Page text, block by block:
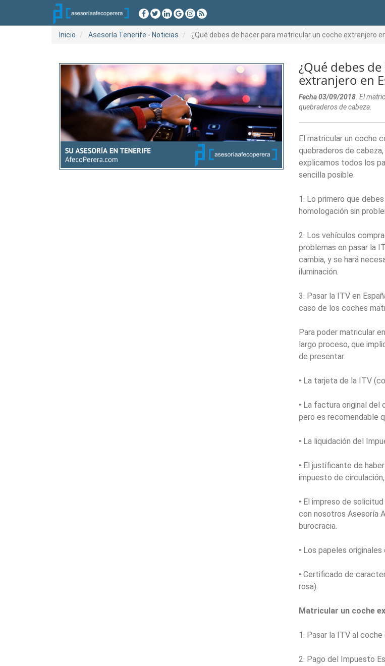
Inicio Asesoría Tenerife - Noticias ¿Qué debes de hacer para matricular un coche extranjero
¿Qué debes
extranjero en
Fecha 03/09/2018 . El
quebraderos de cabeza.
El matricular un coche
quebraderos de
explicamos todos los
sencilla posible.
1. Lo primero que
homologación sin
2. Los vehículos
problemas en pasar la
cambia, y se hará
iluminación.
3. Pasar la ITV en
caso de los coches
Para poder matricular
largo proceso, que
de presentar:
• La tarjeta de la ITV
• La factura original del
pero es recomendable
• La liquidación del
• El justificante de
impuesto de
• El impreso de
con nosotros Asesoría
burocracia.
• Los papeles
• Certificado de
rosa).
Matricular un coche
1. Pasar la ITV al coche
2. Pago del Impuesto